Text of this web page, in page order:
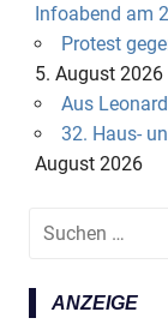
Infoabend am
Protest
5. August 2026
Aus
32. Haus-
August 2026
ANZEIGE